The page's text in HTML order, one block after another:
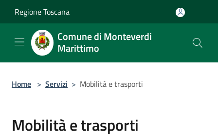
Regione Toscana
Comune di Monteverdi
Marittimo
Home > Servizi > Mobilità e trasporti
Mobilità e trasporti